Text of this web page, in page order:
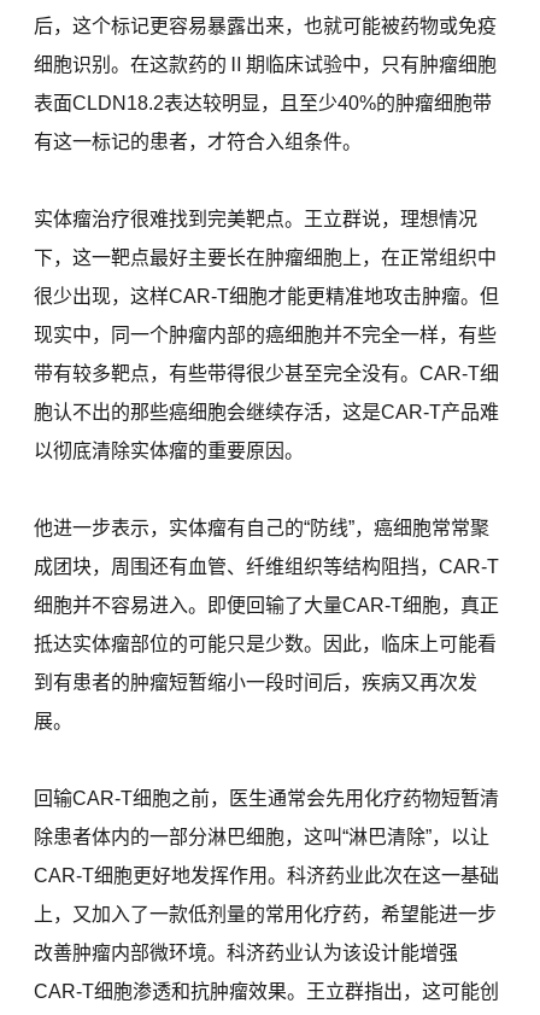
后，这个标记更容易暴露出来，也就可能被药物或免疫
细胞识别。在这款药的Ⅱ期临床试验中，只有肿瘤细胞
表面CLDN18.2表达较明显，且至少40%的肿瘤细胞带
有这一标记的患者，才符合入组条件。
实体瘤治疗很难找到完美靶点。王立群说，理想情况
下，这一靶点最好主要长在肿瘤细胞上，在正常组织中
很少出现，这样CAR-T细胞才能更精准地攻击肿瘤。但
现实中，同一个肿瘤内部的癌细胞并不完全一样，有些
带有较多靶点，有些带得很少甚至完全没有。CAR-T细
胞认不出的那些癌细胞会继续存活，这是CAR-T产品难
以彻底清除实体瘤的重要原因。
他进一步表示，实体瘤有自己的“防线”，癌细胞常常聚
成团块，周围还有血管、纤维组织等结构阻挡，CAR-T
细胞并不容易进入。即便回输了大量CAR-T细胞，真正
抵达实体瘤部位的可能只是少数。因此，临床上可能看
到有患者的肿瘤短暂缩小一段时间后，疾病又再次发
展。
回输CAR-T细胞之前，医生通常会先用化疗药物短暂清
除患者体内的一部分淋巴细胞，这叫“淋巴清除”，以让
CAR-T细胞更好地发挥作用。科济药业此次在这一基础
上，又加入了一款低剂量的常用化疗药，希望能进一步
改善肿瘤内部微环境。科济药业认为该设计能增强
CAR-T细胞渗透和抗肿瘤效果。王立群指出，这可能创